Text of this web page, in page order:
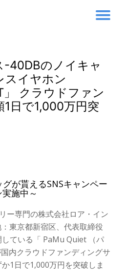
-40DBのノイキャ
スイヤホン
」 クラウドファン
日で1,000万円突
が貰えるSNSキャンペー
実施中～
ー専門の株式会社ロア・イン
東京都新宿区、代表取締役
ている「 PaMu Quiet （パ
内クラウドファンディングサ
1日で1,000万円を突破しま